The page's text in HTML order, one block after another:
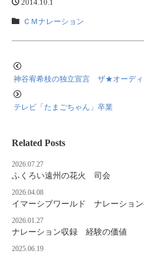
2014.10.1
ＣＭナレーション
神谷宥希枝の独立宣言 ザ★オーディ
テレビ「たまごちゃん」卒業
Related Posts
2026.07.27
ふくろい遠州の花火 司会
2026.04.08
イマーシブワールド ナレーション
2026.01.27
ナレーション収録 経験の価値
2025.06.19